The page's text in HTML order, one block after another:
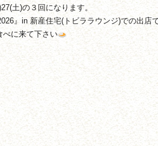
土)の３回になります。
』in 新産住宅(トビララウンジ)での出店で
べに来て下さい